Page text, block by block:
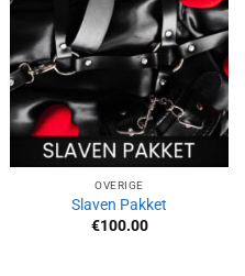
OVERIGE
Slaven Pakket
€100.00